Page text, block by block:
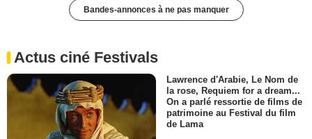
Bandes-annonces à ne pas manquer
Actus ciné Festivals
Lawrence d'Arabie, Le Nom de
la rose, Requiem for a dream...
On a parlé ressortie de films de
patrimoine au Festival du film
de Lama